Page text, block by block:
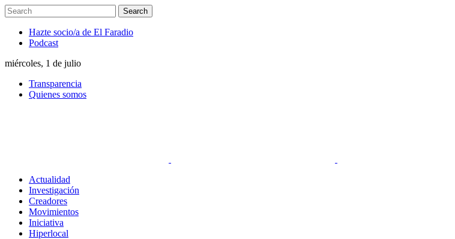
Hazte socio/a de El Faradio
Podcast
miércoles, 1 de julio
Transparencia
Quienes somos
Actualidad
Investigación
Creadores
Movimientos
Iniciativa
Hiperlocal